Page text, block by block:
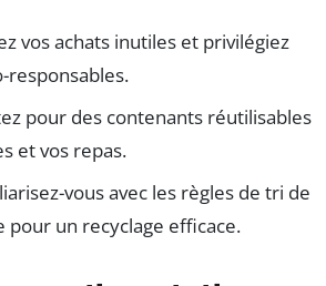
vos achats inutiles et privilégiez
responsables.
pour des contenants réutilisables
et vos repas.
vous avec les règles de tri de
un recyclage efficace.